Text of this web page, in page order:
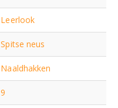
Leerlook
Spitse neus
Naaldhakken
9